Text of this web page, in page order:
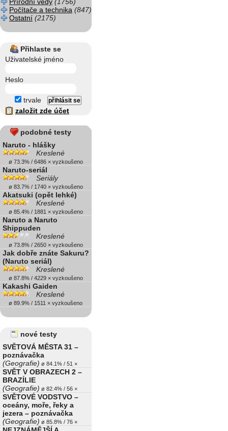
Počítače a technika (847)
Ostatní (2175)
Přihlaste se
Uživatelské jméno
Heslo
trvale
založit zde účet
podobné testy
Naruto - hlášky
Kreslené
ø 73.3% / 6486 × vyzkoušeno
Naruto-seriál
Seriály
ø 83.7% / 1740 × vyzkoušeno
Akatsuki (opět lehké)
Kreslené
ø 85.4% / 1881 × vyzkoušeno
Naruto a Naruto
Shippuden
Kreslené
ø 73.8% / 2650 × vyzkoušeno
Jak dobře znáte Sakuru?
(Naruto seriál)
Kreslené
ø 87.8% / 4229 × vyzkoušeno
Kakashi Gaiden
Kreslené
ø 89.9% / 1511 × vyzkoušeno
nové testy
SVĚTOVÁ MĚSTA 31 –
poznávačka
(Geografie) ø 84.1% / 51 ×
SVĚT V OBRAZECH 2 –
BRAZÍLIE
(Geografie) ø 82.4% / 56 ×
SVĚTOVÉ VODSTVO –
oceány, moře, řeky a
jezera – poznávačka
(Geografie) ø 85.8% / 76 ×